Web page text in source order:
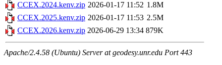
CCEX.2024.kenv.zip 2026-01-17 11:52 1.8M
CCEX.2025.kenv.zip 2026-01-17 11:53 2.5M
CCEX.2026.kenv.zip 2026-06-29 13:34 879K
Apache/2.4.58 (Ubuntu) Server at geodesy.unr.edu Port 443